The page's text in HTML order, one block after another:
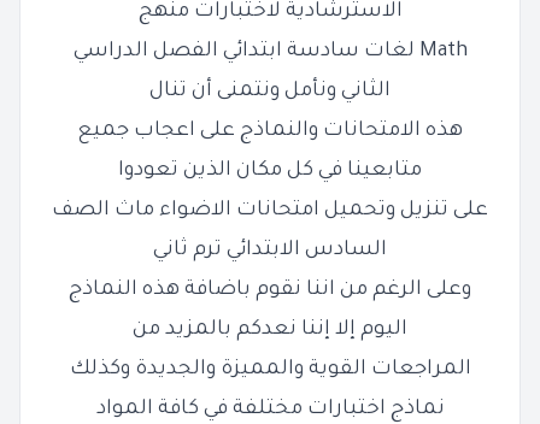
الاسترشادية لاختبارات منهج
Math لغات سادسة ابتدائي الفصل الدراسي
الثاني ونأمل ونتمنى أن تنال
هذه الامتحانات والنماذج على اعجاب جميع
متابعينا في كل مكان الذين تعودوا
على تنزيل وتحميل امتحانات الاضواء ماث الصف
السادس الابتدائي ترم ثاني
وعلى الرغم من اننا نقوم باضافة هذه النماذج
اليوم إلا إننا نعدكم بالمزيد من
المراجعات القوية والمميزة والجديدة وكذلك
نماذج اختبارات مختلفة في كافة المواد